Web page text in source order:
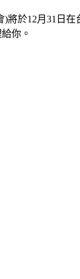
)將於12月31
你。